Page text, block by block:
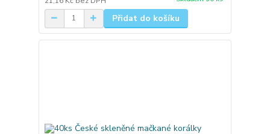
Přidat do košíku